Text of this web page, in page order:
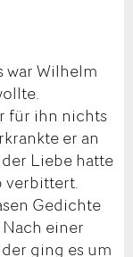
war Wilhelm
für ihn nichts
er an
Liebe hatte
verbittert.
Gedichte
einer
ging es um